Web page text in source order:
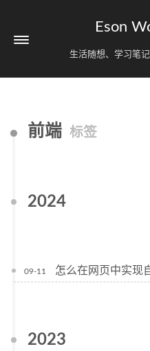
Eson
生活随想、学习笔
前端 标签
2024
09-11 怎么在网页中实现
2023